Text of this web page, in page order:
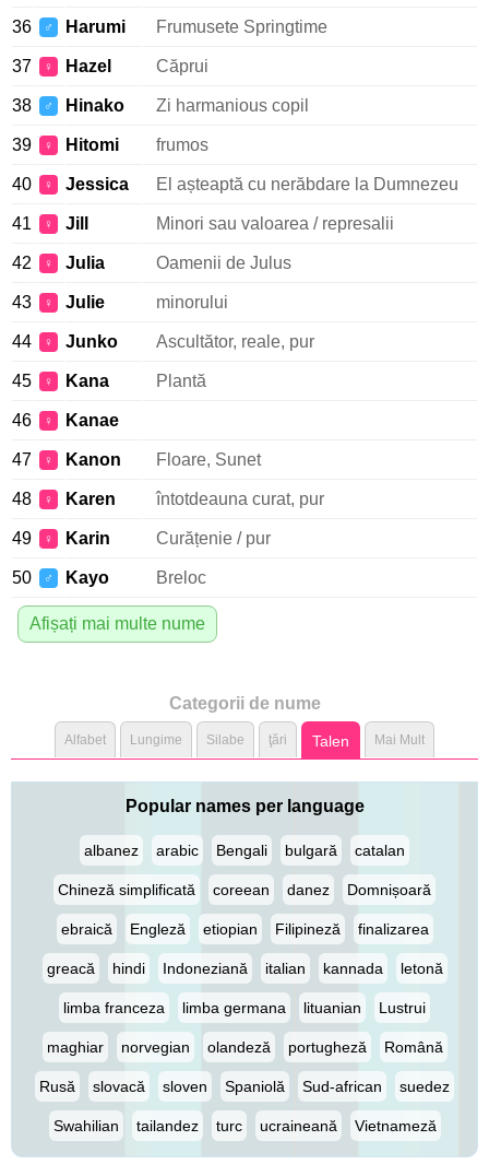
36 ♂ Harumi Frumusete Springtime
37 ♀ Hazel Căprui
38 ♂ Hinako Zi harmanious copil
39 ♀ Hitomi frumos
40 ♀ Jessica El așteaptă cu nerăbdare la Dumnezeu
41 ♀ Jill Minori sau valoarea / represalii
42 ♀ Julia Oamenii de Julus
43 ♀ Julie minorului
44 ♀ Junko Ascultător, reale, pur
45 ♀ Kana Plantă
46 ♀ Kanae
47 ♀ Kanon Floare, Sunet
48 ♀ Karen întotdeauna curat, pur
49 ♀ Karin Curățenie / pur
50 ♂ Kayo Breloc
Afișați mai multe nume
Categorii de nume
Alfabet Lungime Silabe ţări Talen Mai Mult
Popular names per language
albanez arabic Bengali bulgară catalan
Chineză simplificată coreean danez Domnișoară
ebraică Engleză etiopian Filipineză finalizarea
greacă hindi Indoneziană italian kannada letonă
limba franceza limba germana lituanian Lustrui
maghiar norvegian olandeză portugheză Română
Rusă slovacă sloven Spaniolă Sud-african suedez
Swahilian tailandez turc ucraineană Vietnameză